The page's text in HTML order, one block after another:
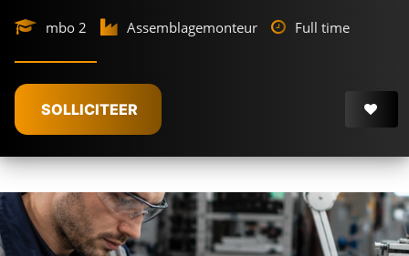
mbo 2 Assemblagemonteur Full time
SOLLICITEER